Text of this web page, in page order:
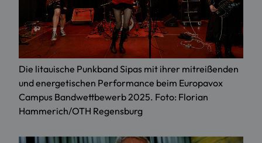
Die litauische Punkband Sipas mit ihrer mitreißenden
und energetischen Performance beim Europavox
Campus Bandwettbewerb 2025. Foto: Florian
Hammerich/OTH Regensburg